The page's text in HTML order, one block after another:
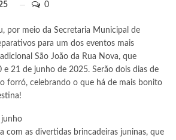
0
por meio da Secretaria Municipal de
para um dos eventos mais
São João da Rua Nova, que
e 21 de junho de 2025. Serão dois dias de
forró, celebrando o que há de mais bonito
junho
com as divertidas brincadeiras juninas, que